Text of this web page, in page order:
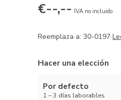
€--,-- IVA no incluido
Reemplaza a: 30-0197
Hacer una elección
Por defecto
1 – 3 días laborables